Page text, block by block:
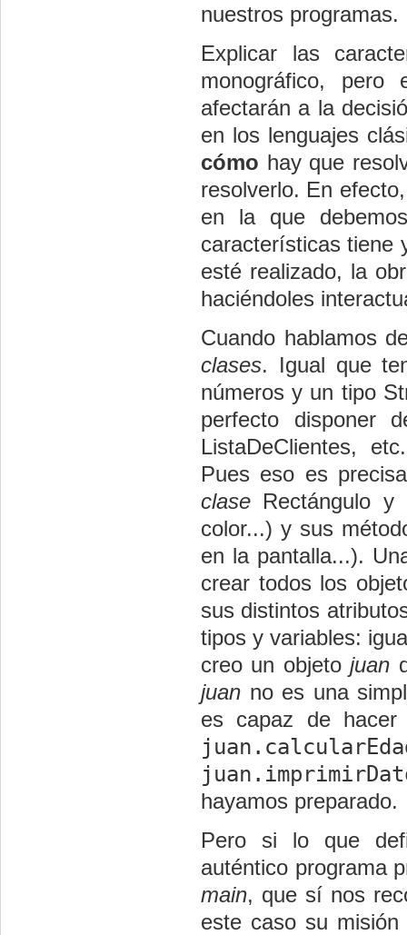
nuestros programas.
Explicar las
monográfico, pero
afectarán a la
en los lenguajes
cómo hay que
resolverlo. En
en la que
características tiene
esté realizado, la
haciéndoles
Cuando hablamos
clases. Igual que
números y un tipo
perfecto disponer
ListaDeClientes,
Pues eso es
clase Rectángulo
color...) y sus
en la pantalla...).
crear todos los
sus distintos
tipos y variables:
creo un objetojuan
juan no es una
es capaz de
hayamos preparado.
Pero si lo que
auténtico programa
main, que sí nos
este caso su